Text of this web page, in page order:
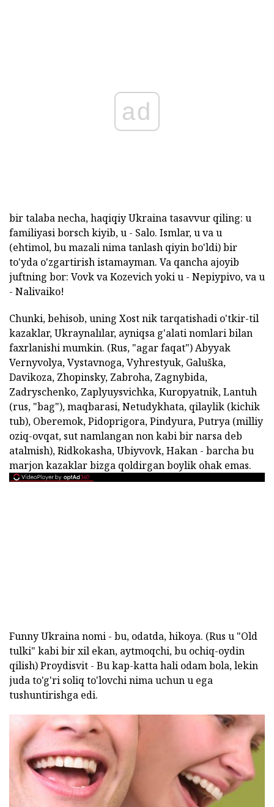
ad
bir talaba necha, haqiqiy Ukraina tasavvur qiling: u
familiyasi borsch kiyib, u - Salo. Ismlar, u va u
(ehtimol, bu mazali nima tanlash qiyin bo'ldi) bir
to'yda o'zgartirish istamayman. Va qancha ajoyib
juftning bor: Vovk va Kozevich yoki u - Nepiypivo, va u
- Nalivaiko!
Chunki, behisob, uning Xost nik tarqatishadi o'tkir-til
kazaklar, Ukraynalılar, ayniqsa g'alati nomlari bilan
faxrlanishi mumkin. (Rus, "agar faqat") Abyyak
Vernyvolya, Vystavnoga, Vyhrestyuk, Galuška,
Davikoza, Zhopinsky, Zabroha, Zagnybida,
Zadryschenko, Zaplyuysvichka, Kuropyatnik, Lantuh
(rus, "bag"), maqbarasi, Netudykhata, qilaylik (kichik
tub), Oberemok, Pidoprigora, Pindyura, Putrya (milliy
oziq-ovqat, sut namlangan non kabi bir narsa deb
atalmish), Ridkokasha, Ubiyvovk, Hakan - barcha bu
marjon kazaklar bizga qoldirgan boylik ohak emas.
Funny Ukraina nomi - bu, odatda, hikoya. (Rus u "Old
tulki" kabi bir xil ekan, aytmoqchi, bu ochiq-oydin
qilish) Proydisvit - Bu kap-katta hali odam bola, lekin
juda to'g'ri soliq to'lovchi nima uchun u ega
tushuntirishga edi.